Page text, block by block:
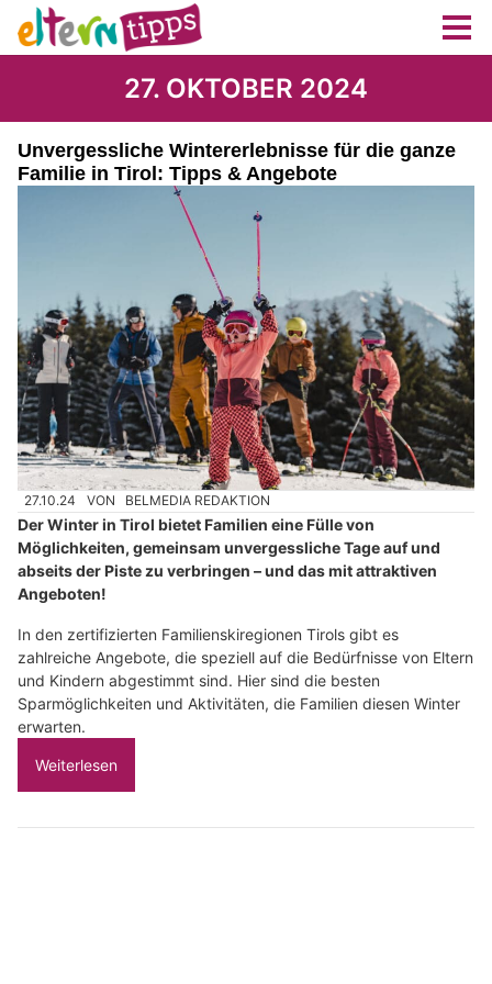
27. OKTOBER 2024
Unvergessliche Wintererlebnisse für die ganze
Familie in Tirol: Tipps & Angebote
27.10.24 VON BELMEDIA REDAKTION
Der Winter in Tirol bietet Familien eine Fülle von
Möglichkeiten, gemeinsam unvergessliche Tage auf und
abseits der Piste zu verbringen – und das mit attraktiven
Angeboten!
In den zertifizierten Familienskiregionen Tirols gibt es
zahlreiche Angebote, die speziell auf die Bedürfnisse von Eltern
und Kindern abgestimmt sind. Hier sind die besten
Sparmöglichkeiten und Aktivitäten, die Familien diesen Winter
erwarten.
Weiterlesen